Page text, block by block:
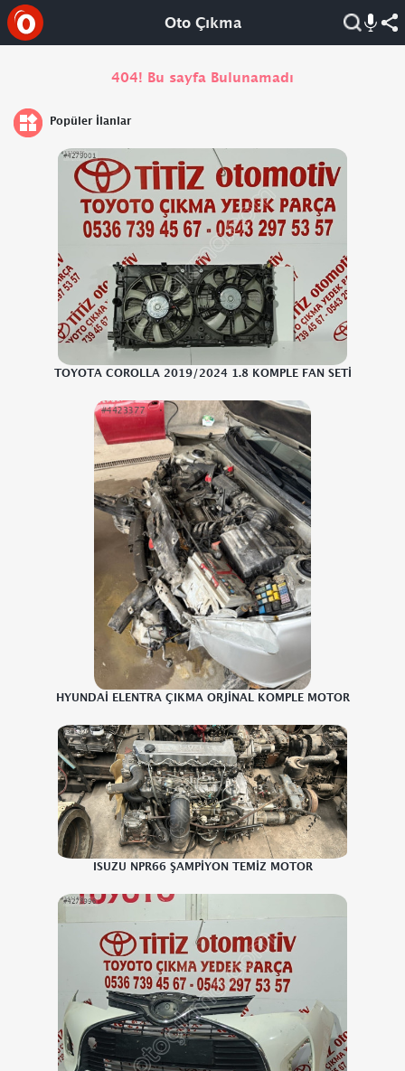
Oto Çıkma
404! Bu sayfa Bulunamadı
Popüler İlanlar
TOYOTA COROLLA 2019/2024 1.8 KOMPLE FAN SETİ
HYUNDAİ ELENTRA ÇIKMA ORJİNAL KOMPLE MOTOR
ISUZU NPR66 ŞAMPİYON TEMİZ MOTOR